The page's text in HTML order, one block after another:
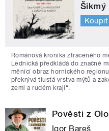
Šikmý
Koupit
Románová kronika ztraceného
Lednická předkládá do značné
měnící obraz hornického
překrývá tlustá vrstva mýtů a
zemi a rudém kraji“.
Pověsti z
Igor Bareš